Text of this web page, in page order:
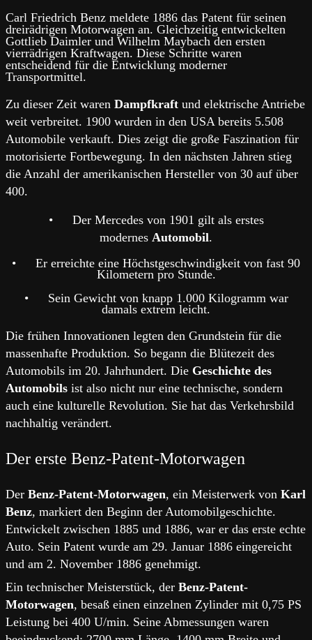
Carl Friedrich Benz meldete 1886 das Patent für seinen
dreirädrigen Motorwagen an. Gleichzeitig entwickelten
Gottlieb Daimler und Wilhelm Maybach den ersten
vierrädrigen Kraftwagen. Diese Schritte waren
entscheidend für die Entwicklung moderner
Transportmittel.
Zu dieser Zeit waren Dampfkraft und elektrische Antriebe
weit verbreitet. 1900 wurden in den USA bereits 5.508
Automobile verkauft. Dies zeigt die große Faszination für
motorisierte Fortbewegung. In den nächsten Jahren stieg
die Anzahl der amerikanischen Hersteller von 30 auf über
400.
•
Der Mercedes von 1901 gilt als erstes
modernes Automobil.
•
Er erreichte eine Höchstgeschwindigkeit von fast 90
Kilometern pro Stunde.
•
Sein Gewicht von knapp 1.000 Kilogramm war
damals extrem leicht.
Die frühen Innovationen legten den Grundstein für die
massenhafte Produktion. So begann die Blütezeit des
Automobils im 20. Jahrhundert. Die Geschichte des
Automobils ist also nicht nur eine technische, sondern
auch eine kulturelle Revolution. Sie hat das Verkehrsbild
nachhaltig verändert.
Der erste Benz-Patent-Motorwagen
Der Benz-Patent-Motorwagen, ein Meisterwerk von Karl
Benz, markiert den Beginn der Automobilgeschichte.
Entwickelt zwischen 1885 und 1886, war er das erste echte
Auto. Sein Patent wurde am 29. Januar 1886 eingereicht
und am 2. November 1886 genehmigt.
Ein technischer Meisterstück, der Benz-Patent-
Motorwagen, besaß einen einzelnen Zylinder mit 0,75 PS
Leistung bei 400 U/min. Seine Abmessungen waren